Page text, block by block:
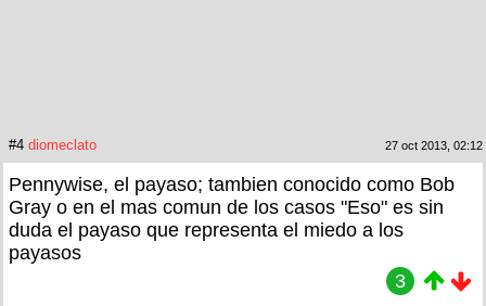
#4 diomeclato 27 oct 2013, 02:12
Pennywise, el payaso; tambien conocido como Bob
Gray o en el mas comun de los casos "Eso" es sin
duda el payaso que representa el miedo a los
payasos
3